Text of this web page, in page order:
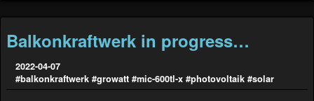
Balkonkraftwerk in progress…
2022-04-07
#balkonkraftwerk #growatt #mic-600tl-x #photovoltaik #solar